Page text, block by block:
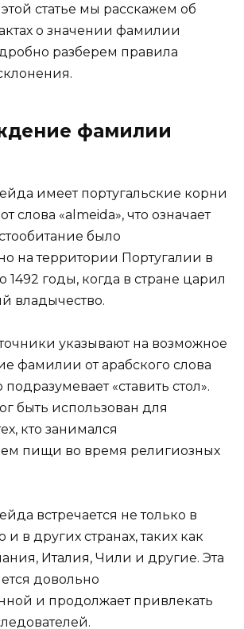
статье мы расскажем об
о значении фамилии
разберем правила
фамилии
имеет португальские корни
слова «almeida», что означает
было
на территории Португалии в
1492 годы, когда в стране царил
владычество.
указывают на возможное
фамилии от арабского слова
подразумевает «ставить стол».
быть использован для
кто занимался
пищи во время религиозных
встречается не только в
и в других странах, таких как
Италия, Чили и другие. Эта
довольно
и продолжает привлекать